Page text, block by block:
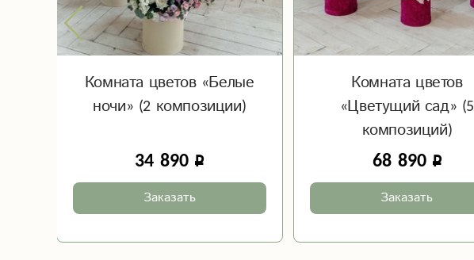
Комната цветов «Белые
ночи» (2 композиции)
34 890
Заказать
Комната цветов
«Цветущий сад» (5
композиций)
68 890
Заказать